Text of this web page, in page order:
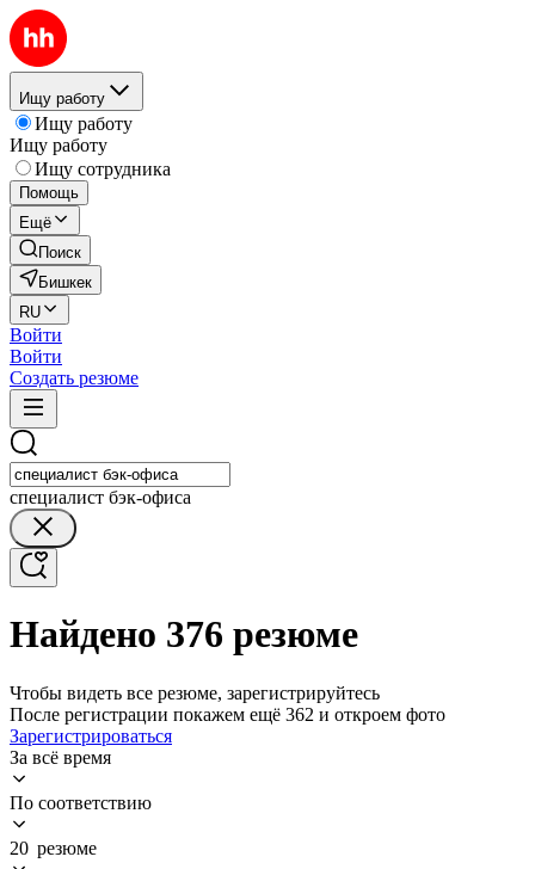
Ищу работу
Ищу работу
Ищу работу
Ищу сотрудника
Помощь
Ещё
Поиск
Бишкек
RU
Войти
Войти
Создать резюме
специалист бэк-офиса
Найдено 376 резюме
Чтобы видеть все резюме, зарегистрируйтесь
После регистрации покажем ещё 362 и откроем фото
Зарегистрироваться
За всё время
По соответствию
20 резюме